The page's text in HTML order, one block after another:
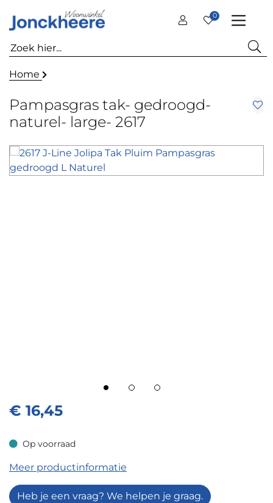
0
Home
Pampasgras tak- gedroogd-
naturel- large- 2617
€ 16,45
Op voorraad
Op voorraad
Meer productinformatie
Heb je een vraag? We helpen je graag.